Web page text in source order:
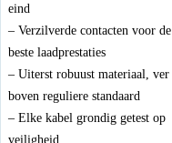
eind
– Verzilverde contacten voor de
beste laadprestaties
– Uiterst robuust materiaal, ver
boven reguliere standaard
– Elke kabel grondig getest op
veiligheid